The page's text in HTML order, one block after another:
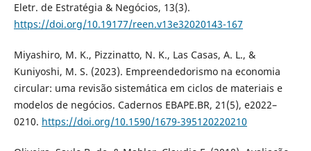
Eletr. de Estratégia & Negócios, 13(3).
https://doi.org/10.19177/reen.v13e32020143-167
Miyashiro, M. K., Pizzinatto, N. K., Las Casas, A. L., &
Kuniyoshi, M. S. (2023). Empreendedorismo na economia
circular: uma revisão sistemática em ciclos de materiais e
modelos de negócios. Cadernos EBAPE.BR, 21(5), e2022–
0210. https://doi.org/10.1590/1679-395120220210